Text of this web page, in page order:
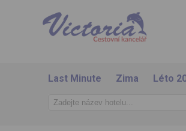
Last Minute Zima Léto